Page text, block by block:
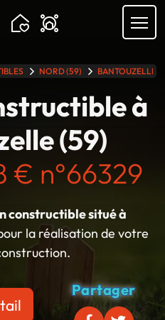
NORD (59) BANTOUZELLE
à
(59)
€ n°66329
constructible situé à
la réalisation de votre
Partager